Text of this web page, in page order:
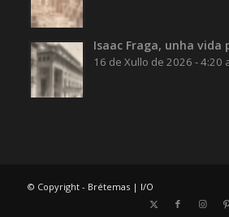
Isaac Fraga, unha vida
16 de Xullo de 2026 - 4:20
© Copyright - Brétemas | I/O